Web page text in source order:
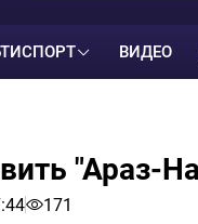
ВИДЕО
"Араз-
171